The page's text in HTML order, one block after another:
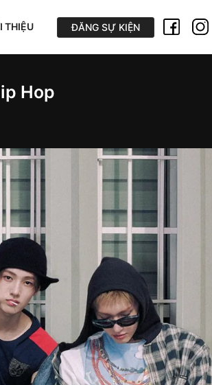
THIỆU ĐĂNG SỰ KIỆN
Hop